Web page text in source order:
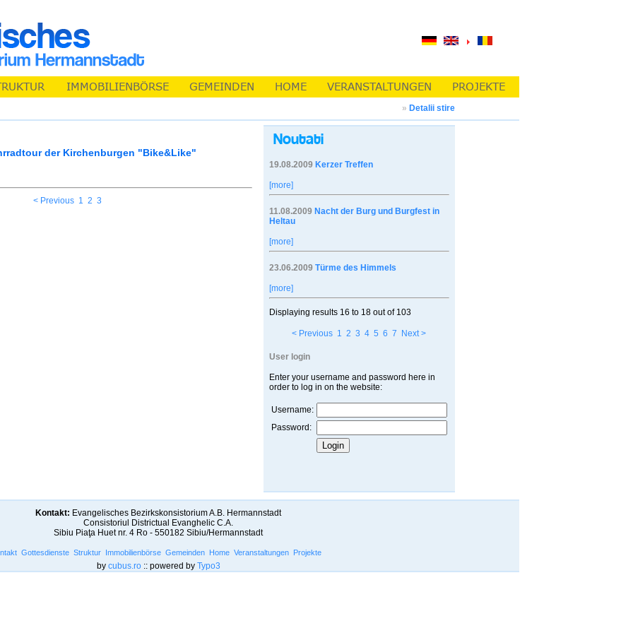
» Detalii stire
der Kirchenburgen "Bike&Like"
< Previous 1 2 3
19.08.2009 Kerzer Treffen
[more]
11.08.2009 Nacht der Burg und Burgfest in
Heltau
[more]
23.06.2009 Türme des Himmels
[more]
Displaying results 16 to 18out of 103
< Previous 1 2 3 4 5 6 7 Next >
User login
Enter your username and password here in
order to log in on the website:
Username:
Password:
Kontakt: Evangelisches Bezirkskonsistorium A.B. Hermannstadt
Consistoriul Districtual Evanghelic C.A.
Sibiu Piaţa Huet nr. 4 Ro - 550182 Sibiu/Hermannstadt
Gottesdienste Struktur Immobilienbörse Gemeinden Home Veranstaltungen Projekte
by cubus.ro:: powered by Typo3